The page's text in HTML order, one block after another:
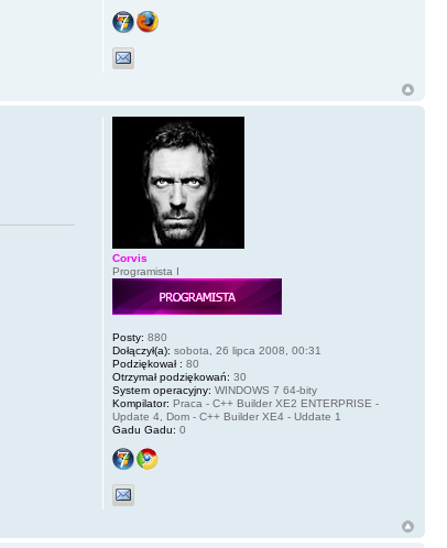
Corvis
Programista I
Posty: 880
Dołączył(a): sobota, 26 lipca 2008, 00:31
Podziękował : 80
Otrzymał podziękowań: 30
System operacyjny: WINDOWS 7 64-bity
Kompilator: Praca - C++ Builder XE2 ENTERPRISE -
Update 4, Dom - C++ Builder XE4 - Uddate 1
Gadu Gadu: 0